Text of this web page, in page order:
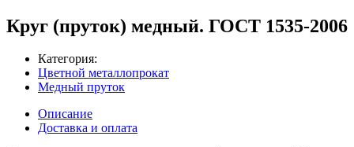
Круг (пруток) медный. ГОСТ 1535-2006
Категория:
Цветной металлопрокат
Медный пруток
Описание
Доставка и оплата